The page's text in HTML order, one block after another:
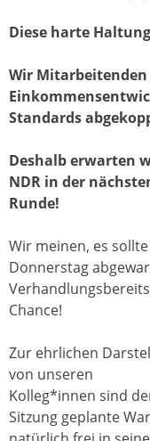
Diese harte
Wir
Standards
Deshalb erwarten
NDR in der
Runde!
Wir meinen, es
Donnerstag
Chance!
Zur ehrlichen
von unseren
Kolleg*innen sind
Sitzung geplante